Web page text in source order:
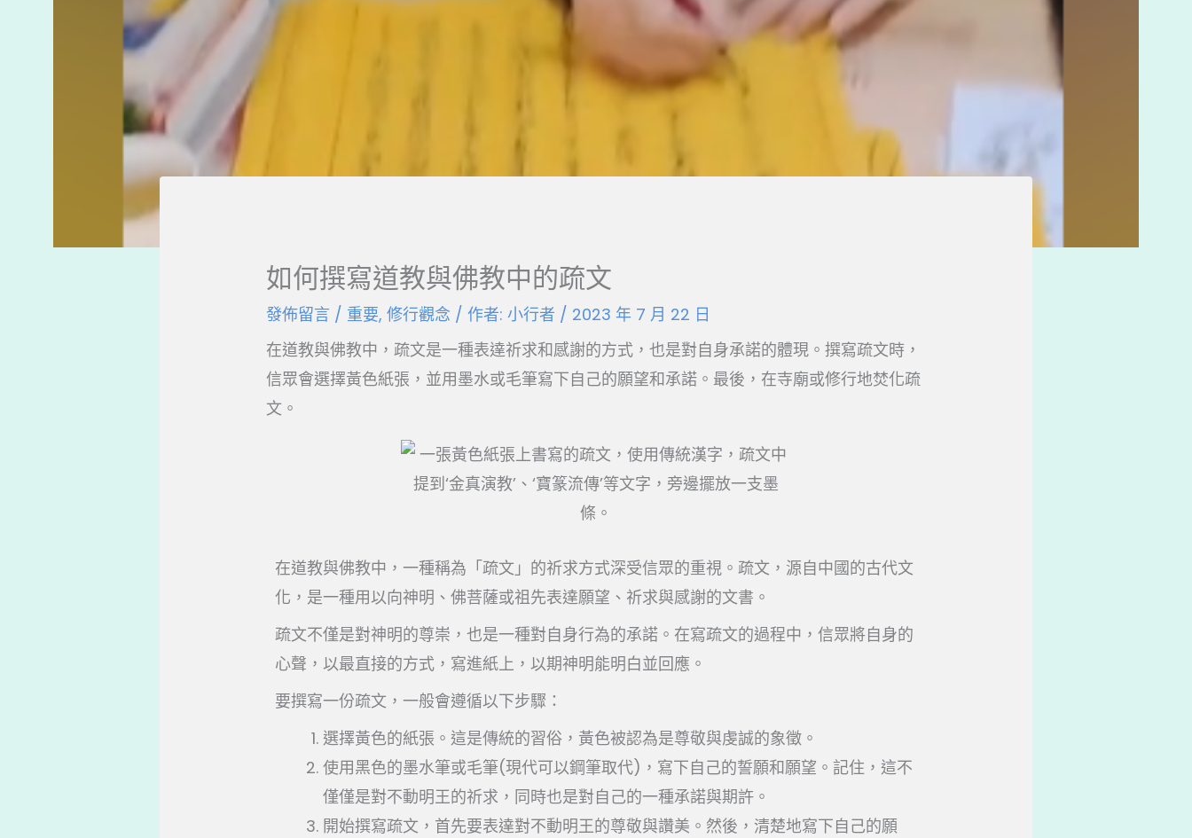
如何撰寫道教與佛教中的疏文
發佈留言 / 重要,修行觀念 / 作者:小行者 / 2023 年 7 月 22 日
在道教與佛教中，疏文是一種表達祈求和感謝的方式，也是對自身承諾的體現。撰寫疏文時，
信眾會選擇黃色紙張，並用墨水或毛筆寫下自己的願望和承諾。最後，在寺廟或修行地焚化疏
文。
在道教與佛教中，一種稱為「疏文」的祈求方式深受信眾的重視。疏文，源自中國的古代文
化，是一種用以向神明、佛菩薩或祖先表達願望、祈求與感謝的文書。
疏文不僅是對神明的尊崇，也是一種對自身行為的承諾。在寫疏文的過程中，信眾將自身的
心聲，以最直接的方式，寫進紙上，以期神明能明白並回應。
要撰寫一份疏文，一般會遵循以下步驟：
選擇黃色的紙張。這是傳統的習俗，黃色被認為是尊敬與虔誠的象徵。
使用黑色的墨水筆或毛筆(現代可以鋼筆取代)，寫下自己的誓願和願望。記住，這不
僅僅是對不動明王的祈求，同時也是對自己的一種承諾與期許。
開始撰寫疏文，首先要表達對不動明王的尊敬與讚美。然後，清楚地寫下自己的願